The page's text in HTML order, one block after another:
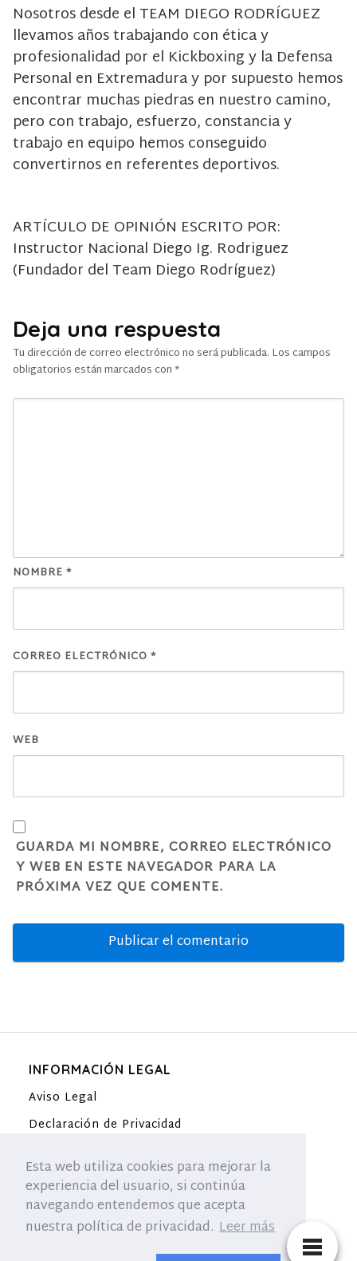
Nosotros desde el TEAM DIEGO RODRÍGUEZ
llevamos años trabajando con ética y
profesionalidad por el Kickboxing y la Defensa
Personal en Extremadura y por supuesto hemos
encontrar muchas piedras en nuestro camino,
pero con trabajo, esfuerzo, constancia y
trabajo en equipo hemos conseguido
convertirnos en referentes deportivos.
ARTÍCULO DE OPINIÓN ESCRITO POR:
Instructor Nacional Diego Ig. Rodriguez
(Fundador del Team Diego Rodríguez)
Deja una respuesta
Tu dirección de correo electrónico no será publicada. Los campos
obligatorios están marcados con*
NOMBRE *
CORREO ELECTRÓNICO *
WEB
GUARDA MI NOMBRE, CORREO ELECTRÓNICO
Y WEB EN ESTE NAVEGADOR PARA LA
PRÓXIMA VEZ QUE COMENTE.
INFORMACIÓN LEGAL
Aviso Legal
Declaración de Privacidad
Contacto
Esta web utiliza cookies para mejorar la
experiencia del usuario, si continúa
navegando entendemos que acepta
nuestra política de privacidad. Leer más